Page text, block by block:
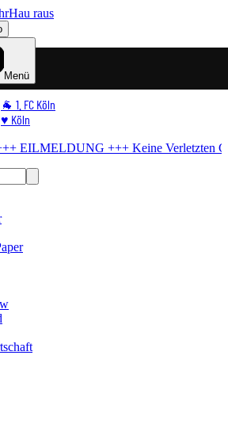
Hau raus
Menü
🐐 1. FC Köln
♥️ Köln
🏆 Sport
+++Keine VerletztenGeisterfahrer